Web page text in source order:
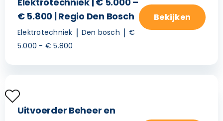
€ 5.800 | Regio Den Bosch
Elektrotechniek Den bosch
€
5.000 - € 5.800
Bekijken
Uitvoerder Beheer en